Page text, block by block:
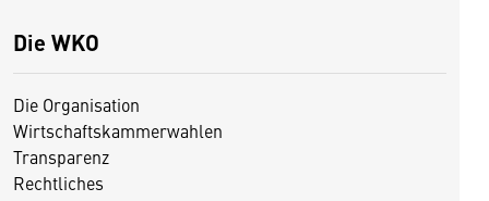
Die WKO
Die Organisation
Wirtschaftskammerwahlen
Transparenz
Rechtliches